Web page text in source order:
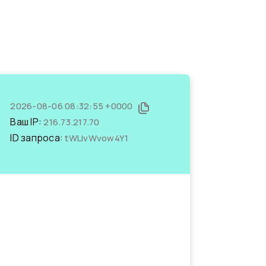
2026-08-06 08:32:55 +0000
Ваш IP:216.73.217.70
ID запроса:tWLlvWvow4Y1